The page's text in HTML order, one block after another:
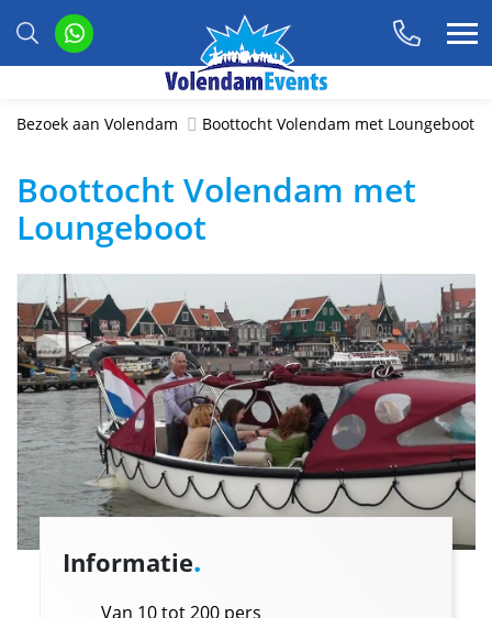
Bezoek aan Volendam Boottocht Volendam met Loungeboot
Boottocht Volendam met
Loungeboot
Informatie.
Van 10 tot 200 pers